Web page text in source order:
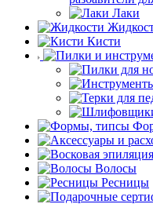
Лаки
Кисти
Волосы
Ресницы